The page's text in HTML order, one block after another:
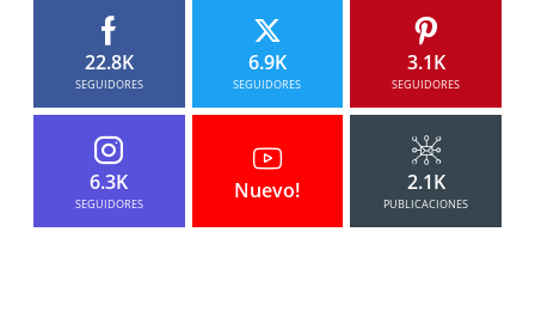
22.8K
SEGUIDORES
6.9K
SEGUIDORES
3.1K
SEGUIDORES
6.3K
SEGUIDORES
Nuevo! 2.1K
PUBLICACIONES